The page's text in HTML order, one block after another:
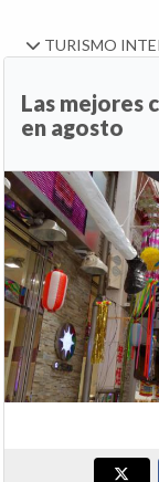
TURISMO
Las mejores
en agosto
Anterior